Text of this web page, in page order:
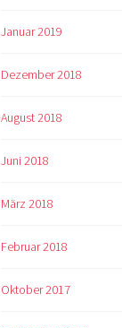
Januar 2019
Dezember 2018
August 2018
Juni 2018
März 2018
Februar 2018
Oktober 2017